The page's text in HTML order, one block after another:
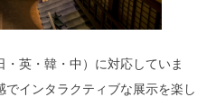
英・韓・中）に対応していま
インタラクティブな展示を楽し